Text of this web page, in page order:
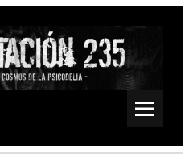
Sludge, Fuzz, Space, Drone